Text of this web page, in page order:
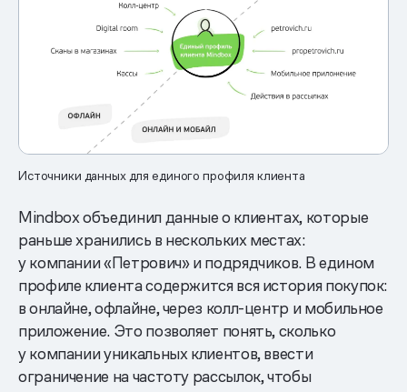
Источники данных для единого профиля клиента
Mindbox объединил данные о клиентах, которые
раньше хранились в нескольких местах:
у компании «Петрович» и подрядчиков. В едином
профиле клиента содержится вся история покупок:
в онлайне, офлайне, через колл-центр и мобильное
приложение. Это позволяет понять, сколько
у компании уникальных клиентов, ввести
ограничение на частоту рассылок, чтобы